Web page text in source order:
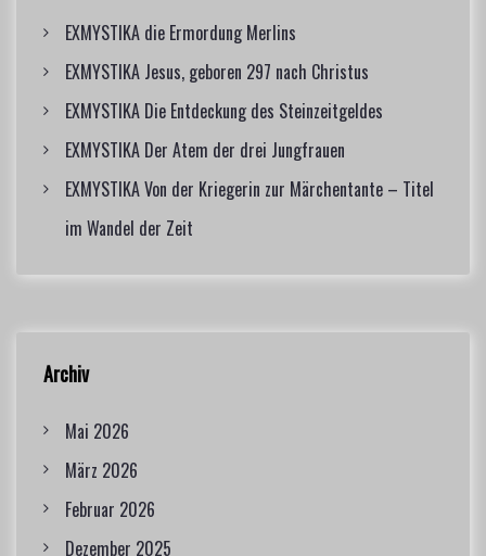
:
EXMYSTIKA die Ermordung Merlins
EXMYSTIKA Jesus, geboren 297 nach Christus
EXMYSTIKA Die Entdeckung des Steinzeitgeldes
EXMYSTIKA Der Atem der drei Jungfrauen
EXMYSTIKA Von der Kriegerin zur Märchentante – Titel
im Wandel der Zeit
Archiv
Mai 2026
März 2026
Februar 2026
Dezember 2025